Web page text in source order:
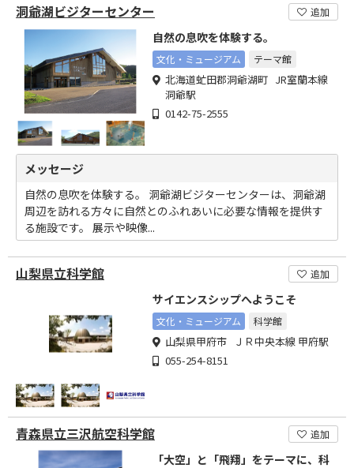
洞爺湖ビジターセンター 追加
自然の息吹を体験する。
文化・ミュージアム テーマ館
北海道虻田郡洞爺湖町 JR室蘭本線
洞爺駅
0142-75-2555
メッセージ
自然の息吹を体験する。 洞爺湖ビジターセンターは、洞爺湖
周辺を訪れる方々に自然とのふれあいに必要な情報を提供す
る施設です。 展示や映像...
山梨県立科学館 追加
サイエンスシップへようこそ
文化・ミュージアム 科学館
山梨県甲府市 ＪＲ中央本線 甲府駅
055-254-8151
青森県立三沢航空科学館 追加
「大空」と「飛翔」をテーマに、科